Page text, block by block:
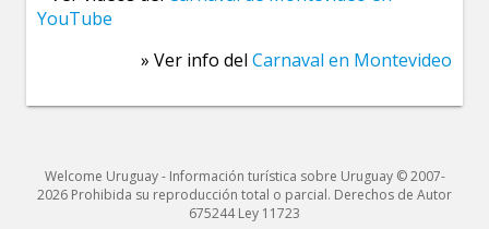
YouTube
» Ver info del Carnaval en Montevideo
Welcome Uruguay - Información turística sobre Uruguay © 2007-
2026 Prohibida su reproducción total o parcial. Derechos de Autor
675244 Ley 11723